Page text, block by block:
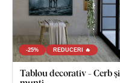
-25% REDUCERI 🔥
Tablou decorativ - Cerb și